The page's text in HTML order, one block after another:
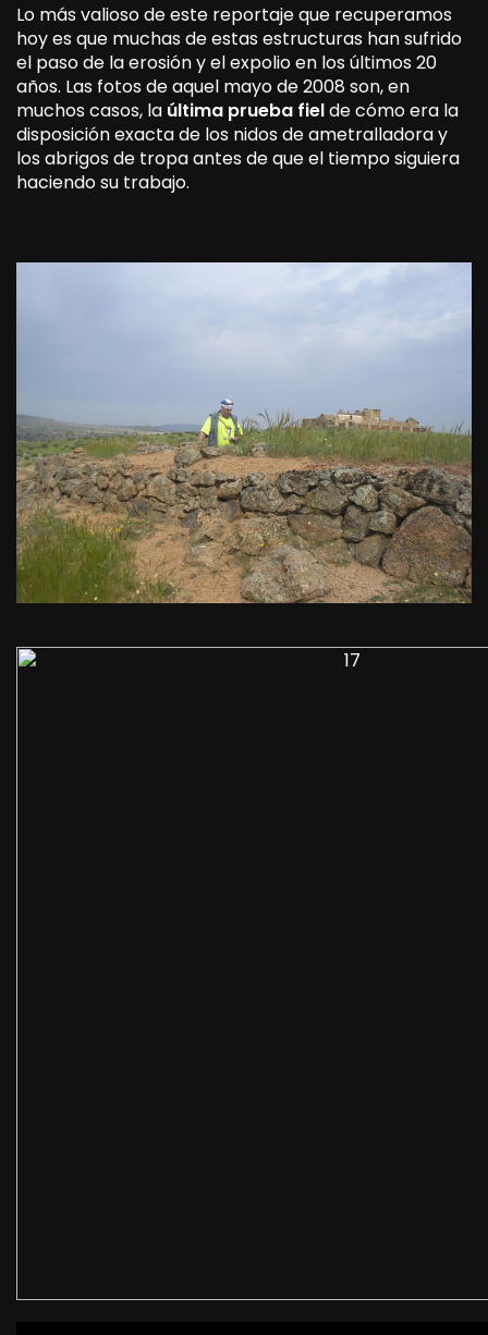
Lo más valioso de este reportaje que recuperamos
hoy es que muchas de estas estructuras han sufrido
el paso de la erosión y el expolio en los últimos 20
años. Las fotos de aquel mayo de 2008 son, en
muchos casos, la última prueba fielde cómo era la
disposición exacta de los nidos de ametralladora y
los abrigos de tropa antes de que el tiempo siguiera
haciendo su trabajo.